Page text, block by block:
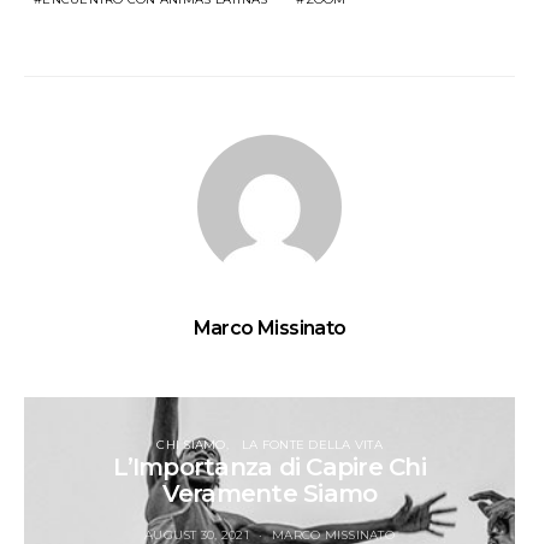
Marco Missinato
CHI SIAMO LA FONTE DELLA VITA
L’Importanza di Capire Chi
Veramente Siamo
AUGUST 30, 2021 MARCO MISSINATO